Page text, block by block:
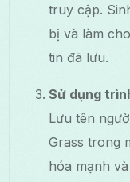
truy cập.
bị và làm
tin đã lưu.
Sử dụng
Lưu tên
Grass trong
hóa mạnh